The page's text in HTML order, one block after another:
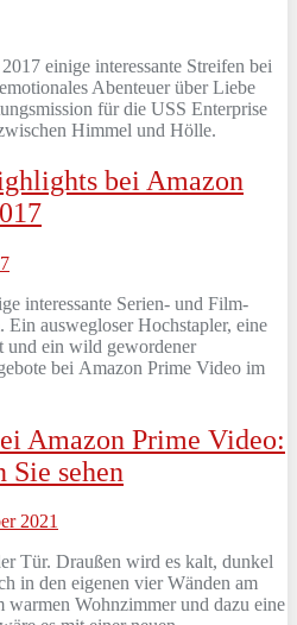
einige interessante Streifen bei
Abenteuer über Liebe
für die USS Enterprise
Himmel und Hölle.
bei Amazon
interessante Serien- und Film-
auswegloser Hochstapler, eine
und ein wild gewordener
bei Amazon Prime Video im
Amazon Prime Video:
Sie sehen
2021
Tür. Draußen wird es kalt, dunkel
in den eigenen vier Wänden am
warmen Wohnzimmer und dazu eine